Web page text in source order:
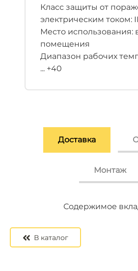
Класс защиты от
электрическим током: II
Место использования:
помещения
Диапазон рабочих
... +40
Доставка
Монтаж
Содержимое
Содержимое
Содержимое
В каталог